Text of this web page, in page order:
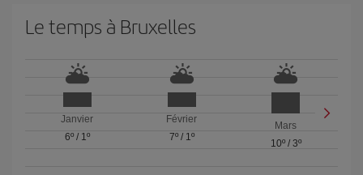
Le temps à Bruxelles
Janvier
6º/ 1º
Février
7º/ 1º
Mars
10º/ 3º